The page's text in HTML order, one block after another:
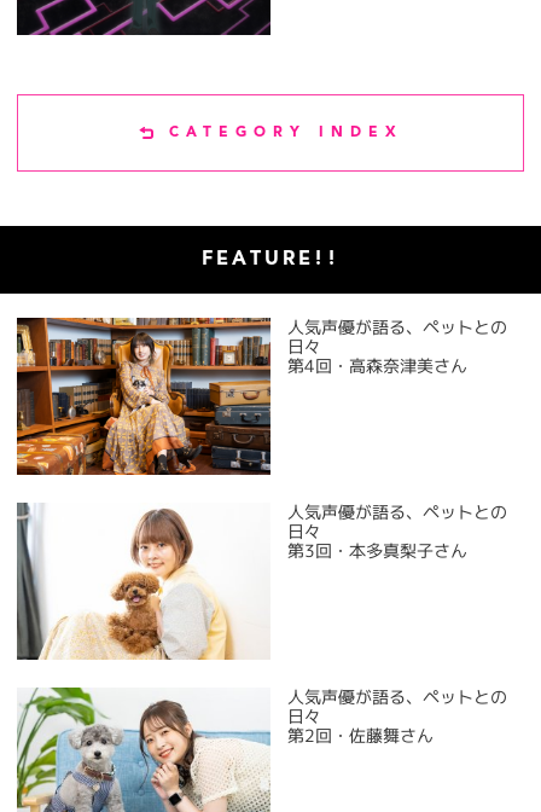
CATEGORY INDEX
FEATURE!!
人気声優が語る、ペットとの
日々
第4回・高森奈津美さん
人気声優が語る、ペットとの
日々
第3回・本多真梨子さん
人気声優が語る、ペットとの
日々
第2回・佐藤舞さん